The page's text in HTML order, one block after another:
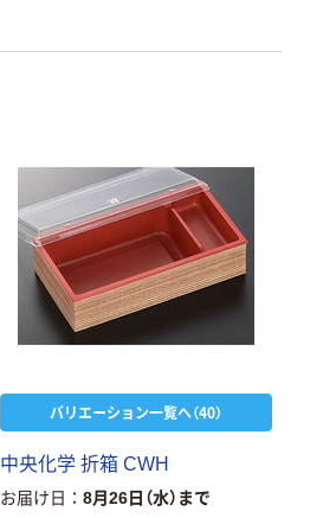
バリエーション一覧へ（40）
中央化学 折箱 CWH
お届け日 8月26日（水）まで